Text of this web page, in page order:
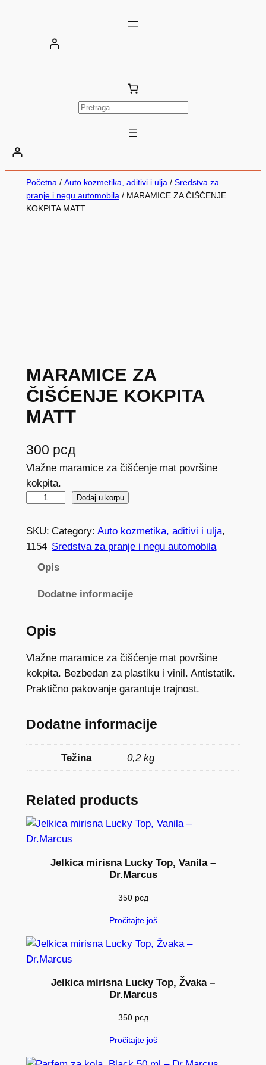
P
r
a
g
Početna/ Auto kozmetika, aditivi i ulja/ Sredstva za
pranje i negu automobila/ MARAMICE ZA ČIŠĆENJE
KOKPITA MATT
MARAMICE ZA
ČIŠĆENJE KOKPITA
MATT
300 рсд
Vlažne maramice za čišćenje mat površine
kokpita.
R
A
A
Č
I
Š
N
J
K
P
I
k
o
a
Dodaj u korpu
SKU:
1154
Category:Auto kozmetika, aditivi i ulja
Sredstva za pranje i negu automobila
Opis
Dodatne informacije
Opis
Vlažne maramice za čišćenje mat površine
kokpita. Bezbedan za plastiku i vinil. Antistatik.
Praktično pakovanje garantuje trajnost.
Dodatne informacije
Težina 0,2 kg
Related products
Jelkica mirisna Lucky Top, Vanila –
Dr.Marcus
350 рсд
Pročitajte još
Jelkica mirisna Lucky Top, Žvaka –
Dr.Marcus
350 рсд
Pročitajte još